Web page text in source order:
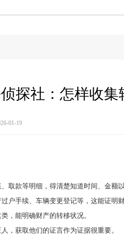
侦探社：怎样收
01-19
取款等明细，得清楚知道时间、金额
户手续、车辆变更登记等，这能证明财
，能明确财产的转移状况。
，获取他们的证言作为证据很重要。